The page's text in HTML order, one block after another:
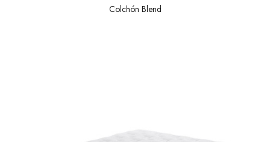
Colchón Blend